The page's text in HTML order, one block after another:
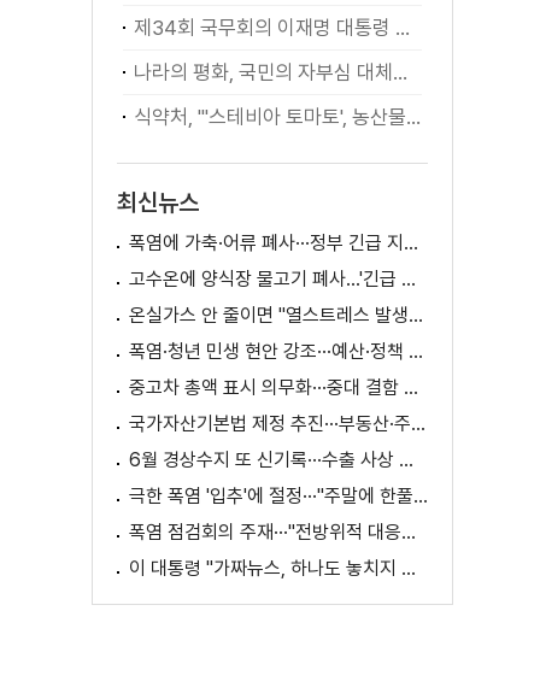
제34회 국무회의 이재명 대통령 모두발언
나라의 평화, 국민의 자부심 대체불가 대한민국 이재명 대통령 모두말씀
식약처, "'스테비아 토마토', 농산물 아닌 가공식품"
최신뉴스
폭염에 가축·어류 폐사···정부 긴급 지원책 마련
고수온에 양식장 물고기 폐사...'긴급 방류' 지원
온실가스 안 줄이면 "열스트레스 발생일 29배 증가"
폭염·청년 민생 현안 강조···예산·정책 방향 제시
중고차 총액 표시 의무화···중대 결함 시 '계약 해제'
국가자산기본법 제정 추진···부동산·주식 등 통합 관리
6월 경상수지 또 신기록···수출 사상 첫 1천억 달러
극한 폭염 '입추'에 절정···"주말에 한풀 꺾인다"
폭염 점검회의 주재···"전방위적 대응체계 가동"
이 대통령 "가짜뉴스, 하나도 놓치지 말고 바로잡아야"